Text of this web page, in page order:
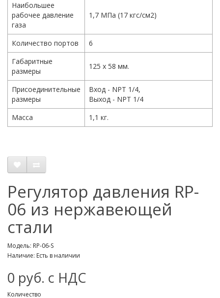
Наибольшее
рабочее давление
газа
1,7 МПа (17 кгс/см2)
Количество портов
6
Габаритные
размеры
125 х 58 мм.
Присоединительные
размеры
Вход - NPT 1/4,
Выход - NPT 1/4
Масса
1,1 кг.
Регулятор давления RP-
06 из нержавеющей
стали
Модель: RP-06-S
Наличие: Есть в наличии
0 руб. с НДС
Количество